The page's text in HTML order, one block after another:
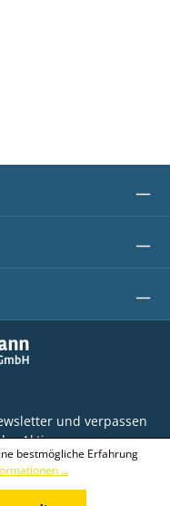
und verpassen
Aktion.
bestmögliche Erfahrung
...